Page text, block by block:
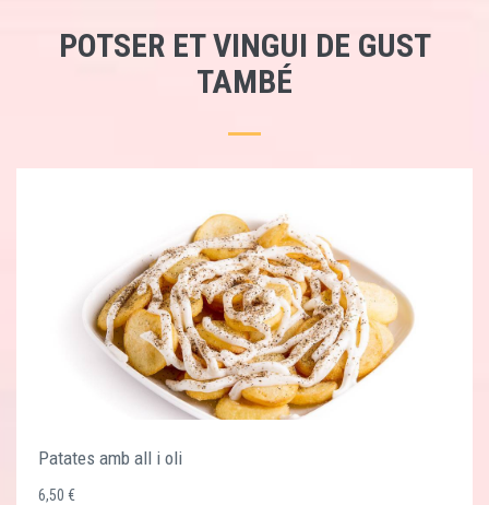
POTSER ET VINGUI DE GUST
TAMBÉ
Patates amb all i oli
6,50 €